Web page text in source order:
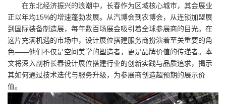
在东北经济振兴的浪潮中，长春作为区域核心城市，其会展业
正以年均15%的增速蓬勃发展。从汽博会到农博会，从连锁加盟展
到国际装备制造展，每年数百场展会吸引着全球参展商的目光。在
这片充满机遇的市场中，设计展位搭建服务商扮演着至关重要的角
色——他们不仅是空间美学的塑造者，更是品牌价值的传递者。本
文将深入剖析长春设计展位搭建行业的创新实践与品质追求，揭示
其如何通过技术迭代与服务升级，为参展商创造超预期的展示价
值。